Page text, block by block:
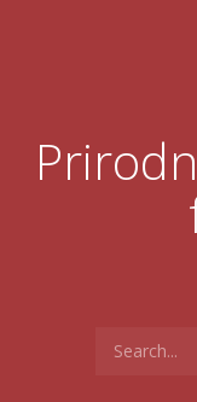
for: